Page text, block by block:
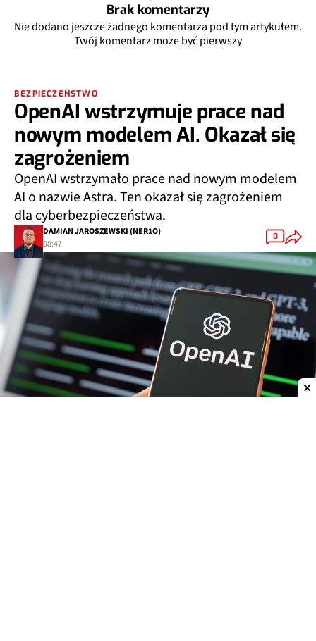
Brak komentarzy
Nie dodano jeszcze żadnego komentarza pod tym artykułem.
Twój komentarz może być pierwszy
BEZPIECZEŃSTWO
OpenAI wstrzymuje prace nad
nowym modelem AI. Okazał się
zagrożeniem
OpenAI wstrzymało prace nad nowym modelem
AI o nazwie Astra. Ten okazał się zagrożeniem
dla cyberbezpieczeństwa.
DAMIAN JAROSZEWSKI (NER1O)
08:47
0